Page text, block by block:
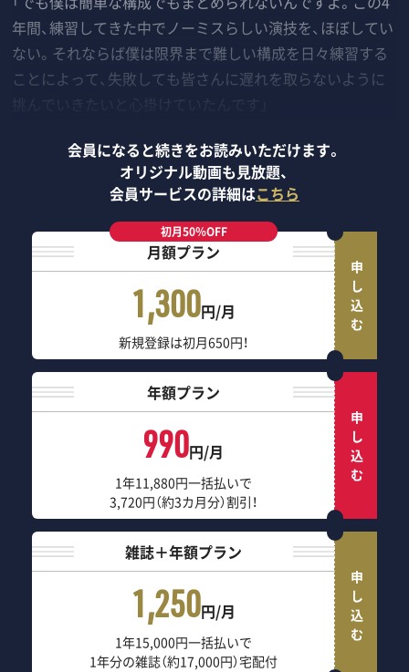
年間、練習してきた中でノーミスらしい演技を、ほぼしてい
ない。それならば僕は限界まで難しい構成を日々練習する
ことによって、失敗しても皆さんに遅れを取らないように
会員になると続きをお読みいただけます。
オリジナル動画も見放題、
会員サービスの詳細はこちら
初月50％OFF
月額プラン
1,300円/月
新規登録は初月650円！
申し込む
年額プラン
990円/月
1年11,880円一括払いで
3,720円（約3カ月分）割引！
申し込む
雑誌＋年額プラン
1,250円/月
1年15,000円一括払いで
1年分の雑誌（約17,000円）宅配付
申し込む